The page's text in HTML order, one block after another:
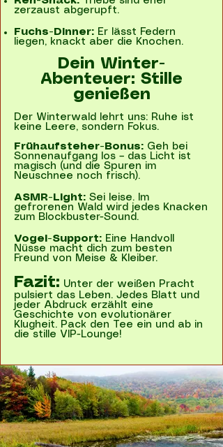
zerzaust abgerupft.
Fuchs-Dinner: Er lässt Federn
liegen, knackt aber die Knochen.
Dein Winter-
Abenteuer: Stille
genießen
Der Winterwald lehrt uns: Ruhe ist
keine Leere, sondern Fokus.
Frühaufsteher-Bonus: Geh bei
Sonnenaufgang los – das Licht ist
magisch (und die Spuren im
Neuschnee noch frisch).
ASMR-Light: Sei leise. Im
gefrorenen Wald wird jedes Knacken
zum Blockbuster-Sound.
Vogel-Support: Eine Handvoll
Nüsse macht dich zum besten
Freund von Meise & Kleiber.
Fazit: Unter der weißen Pracht
pulsiert das Leben. Jedes Blatt und
jeder Abdruck erzählt eine
Geschichte von evolutionärer
Klugheit. Pack den Tee ein und ab in
die stille VIP-Lounge!